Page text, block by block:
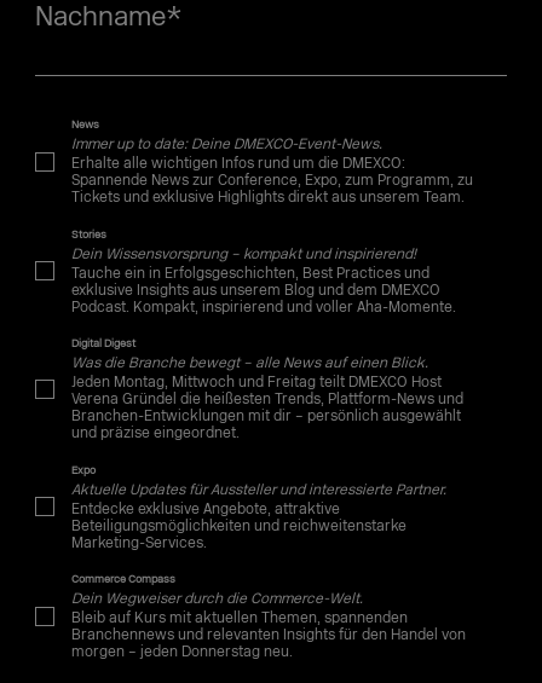
Nachname*
News
Immer up to date: Deine DMEXCO-Event-News.
Erhalte alle wichtigen Infos rund um die DMEXCO:
Spannende News zur Conference, Expo, zum Programm, zu
Tickets und exklusive Highlights direkt aus unserem Team.
Stories
Dein Wissensvorsprung – kompakt und inspirierend!
Tauche ein in Erfolgsgeschichten, Best Practices und
exklusive Insights aus unserem Blog und dem DMEXCO
Podcast. Kompakt, inspirierend und voller Aha-Momente.
Digital Digest
Was die Branche bewegt – alle News auf einen Blick.
Jeden Montag, Mittwoch und Freitag teilt DMEXCO Host
Verena Gründel die heißesten Trends, Plattform-News und
Branchen-Entwicklungen mit dir – persönlich ausgewählt
und präzise eingeordnet.
Expo
Aktuelle Updates für Aussteller und interessierte Partner.
Entdecke exklusive Angebote, attraktive
Beteiligungsmöglichkeiten und reichweitenstarke
Marketing-Services.
Commerce Compass
Dein Wegweiser durch die Commerce-Welt.
Bleib auf Kurs mit aktuellen Themen, spannenden
Branchennews und relevanten Insights für den Handel von
morgen – jeden Donnerstag neu.